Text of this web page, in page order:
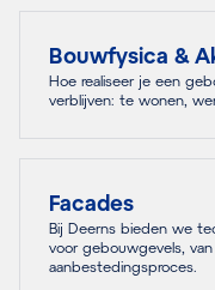
Bouwfysica &
Hoe realiseer je een
verblijven: te wonen,
Facades
Bij Deerns bieden we
voor gebouwgevels,
aanbestedingsproces.